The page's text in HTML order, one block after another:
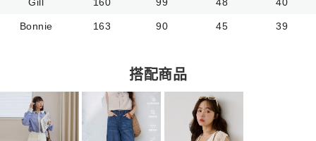
Bonnie 163 90 45 39
搭配商品